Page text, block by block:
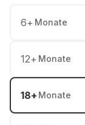
6+ Monate
12+ Monate
18+ Monate